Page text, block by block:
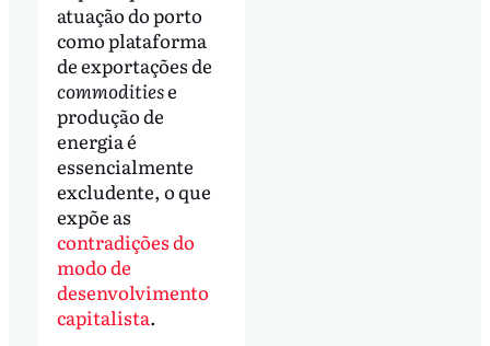
atuação do porto
como plataforma
de exportações de
commoditiese
produção de
energia é
essencialmente
excludente, o que
expõe as
contradições do
modo de
desenvolvimento
capitalista.